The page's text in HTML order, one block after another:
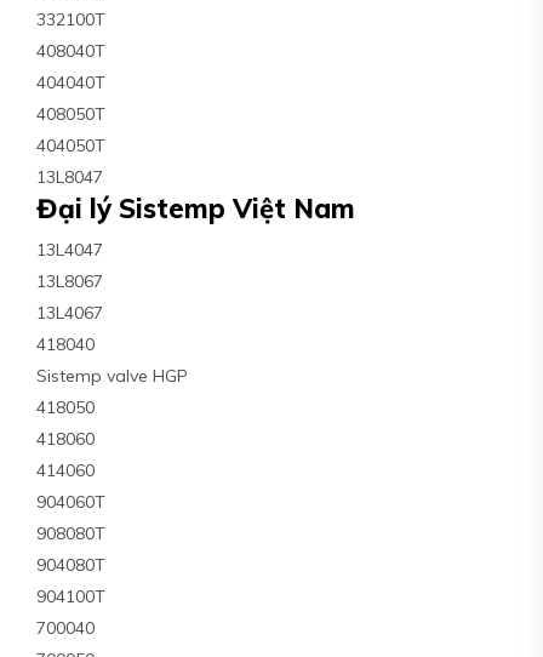
332100T
408040T
404040T
408050T
404050T
13L8047
Đại lý Sistemp Việt Nam
13L4047
13L8067
13L4067
418040
Sistemp valve HGP
418050
418060
414060
904060T
908080T
904080T
904100T
700040